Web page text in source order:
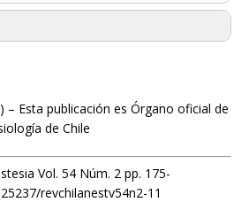
– Esta publicación es Órgano oficial de
de Chile
Vol. 54 Núm. 2 pp. 175-
revchilanestv54n2-11